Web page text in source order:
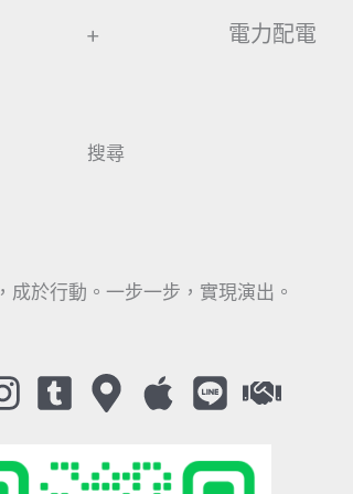
+ 電力配電
搜尋
成於行動。一步一步，實現演出。